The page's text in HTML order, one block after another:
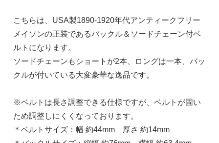
こちらは、USA製1890-1920年代アンティークフリー
メイソンの正装であるバックル＆ソードチェーン付ベ
ルトになります。
ソードチェーンもショートが2本、ロングは一本、バッ
クルが付いている大変豪華な逸品です。
※ベルトは長さ調整できる仕様ですが、ベルトが固い
ため調整しにくくなっております。
＊ベルトサイズ：幅 約44mm 厚さ 約14mm